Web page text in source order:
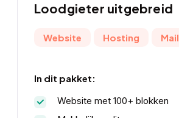
Loodgieter uitgebreid
Website Hosting Mail
In dit pakket:
Website met 100+ blokken